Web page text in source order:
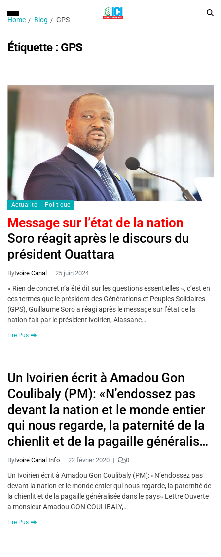
Home Blog GPS
Étiquette : GPS
Actualité Politique
Message sur l’état de la nation
Soro réagit après le discours du
président Ouattara
ByIvoire Canal 25 juin 2024
« Rien de concret n’a été dit sur les questions essentielles », c’est en
ces termes que le président des Générations et Peuples Solidaires
(GPS), Guillaume Soro a réagi après le message sur l’état de la
nation fait par le président ivoirien, Alassane…
Lire Pus
Un Ivoirien écrit à Amadou Gon
Coulibaly (PM): «N’endossez pas
devant la nation et le monde entier
qui nous regarde, la paternité de la
chienlit et de la pagaille généralisée
dans le pays»
ByIvoire Canal Info 22 février 2020 0
Un Ivoirien écrit à Amadou Gon Coulibaly (PM): «N’endossez pas
devant la nation et le monde entier qui nous regarde, la paternité de
la chienlit et de la pagaille généralisée dans le pays» Lettre Ouverte
a monsieur Amadou GON COULIBALY,…
Lire Pus